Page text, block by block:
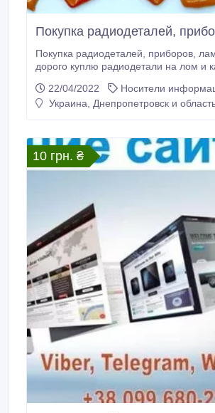
Покупка радиодеталей,
Покупка радиодеталей, приборов, ламп. Постоянно
дорого куплю радиодетали на лом и
платы, процессоры. Покупаю в Харькове и по всей
территории Украины. Дмитрий Цены
nelikvid2likvid@gmail.
22/04/2022
Носители
Украина, Днепропетровск и
10 грн. ₴